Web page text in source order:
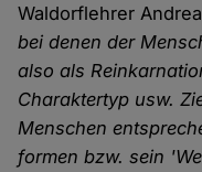
Waldorflehrer
bei denen der
also als
Charaktertyp usw.
Menschen
formen bzw. sein